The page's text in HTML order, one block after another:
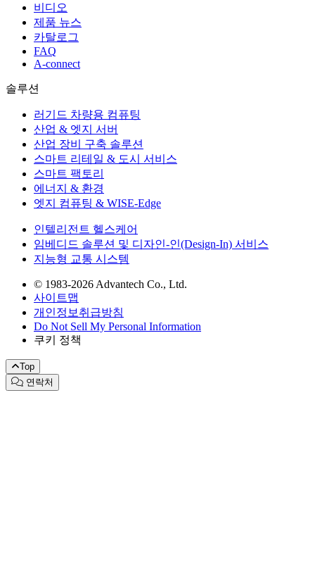
비디오
제품 뉴스
카탈로그
FAQ
A-connect
솔루션
러기드 차량용 컴퓨팅
산업 & 엣지 서버
산업 장비 구축 솔루션
스마트 리테일 & 도시 서비스
스마트 팩토리
에너지 & 환경
엣지 컴퓨팅 & WISE-Edge
인텔리전트 헬스케어
임베디드 솔루션 및 디자인-인(Design-In) 서비스
지능형 교통 시스템
© 1983-2026 Advantech Co., Ltd.
사이트맵
개인정보취급방침
Do Not Sell My Personal Information
쿠키 정책
Top
연락처